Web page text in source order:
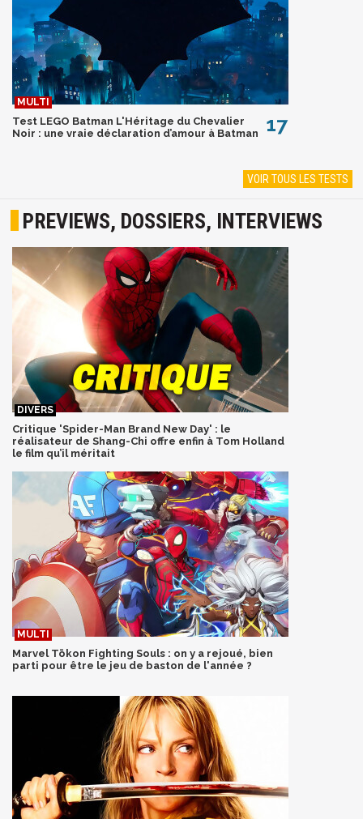
17
Test LEGO Batman L'Héritage du Chevalier
Noir : une vraie déclaration d’amour à Batman
VOIR TOUS LES TESTS
PREVIEWS, DOSSIERS, INTERVIEWS
Critique 'Spider-Man Brand New Day' : le
réalisateur de Shang-Chi offre enfin à Tom Holland
le film qu’il méritait
Marvel Tōkon Fighting Souls : on y a rejoué, bien
parti pour être le jeu de baston de l'année ?